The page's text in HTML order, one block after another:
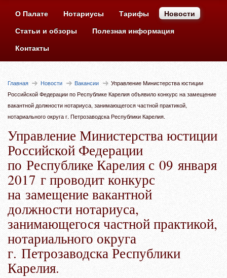
О Палате Нотариусы Тарифы
Новости
Статьи и обзоры
Полезная информация
Контакты
Главная Новости Вакансии
Управление Министерства юстиции
Российской Федерации по Республике Карелия объявило конкурс на замещение
вакантной должности нотариуса, занимающегося частной практикой,
нотариального округа г. Петрозаводска Республики Карелия.
Управление Министерства юстиции
Российской Федерации
по Республике Карелия с 09 января
2017 г проводит конкурс
на замещение вакантной
должности нотариуса,
занимающегося частной практикой,
нотариального округа
г. Петрозаводска Республики
Карелия.